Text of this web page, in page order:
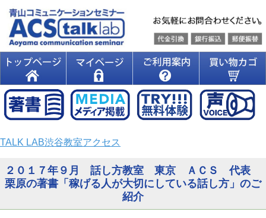
TALK LAB渋谷教室アクセス
２０１７年９月 話し方教室 東京 ＡＣＳ 代表
栗原の著書「稼げる人が大切にしている話し方」のご
紹介